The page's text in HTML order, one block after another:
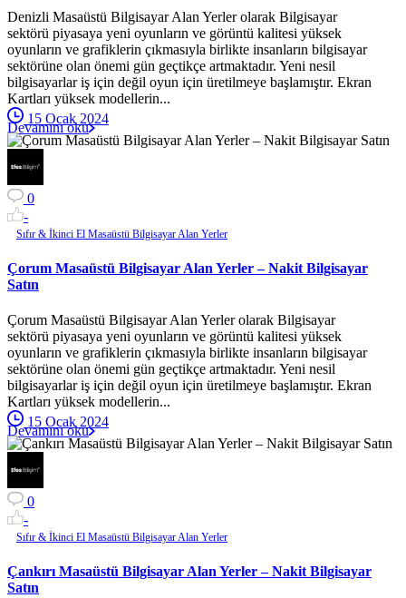
Denizli Masaüstü Bilgisayar Alan Yerler olarak Bilgisayar
sektörü piyasaya yeni oyunların ve görüntü kalitesi yüksek
oyunların ve grafiklerin çıkmasıyla birlikte insanların bilgisayar
sektörüne olan önemi gün geçtikçe artmaktadır. Yeni nesil
bilgisayarlar iş için değil oyun için üretilmeye başlamıştır. Ekran
Kartları yüksek modellerin...
15 Ocak 2024
Devamını oku
0
-
Sıfır & İkinci El Masaüstü Bilgisayar Alan Yerler
Çorum Masaüstü Bilgisayar Alan Yerler – Nakit Bilgisayar
Satın
Çorum Masaüstü Bilgisayar Alan Yerler olarak Bilgisayar
sektörü piyasaya yeni oyunların ve görüntü kalitesi yüksek
oyunların ve grafiklerin çıkmasıyla birlikte insanların bilgisayar
sektörüne olan önemi gün geçtikçe artmaktadır. Yeni nesil
bilgisayarlar iş için değil oyun için üretilmeye başlamıştır. Ekran
Kartları yüksek modellerin...
15 Ocak 2024
Devamını oku
0
-
Sıfır & İkinci El Masaüstü Bilgisayar Alan Yerler
Çankırı Masaüstü Bilgisayar Alan Yerler – Nakit Bilgisayar
Satın